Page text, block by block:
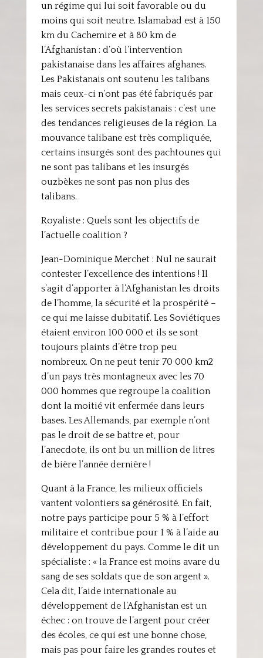
un régime qui lui soit favorable ou du
moins qui soit neutre. Islamabad est à 150
km du Cachemire et à 80 km de
l’Afghanistan : d’où l’intervention
pakistanaise dans les affaires afghanes.
Les Pakistanais ont soutenu les talibans
mais ceux-ci n’ont pas été fabriqués par
les services secrets pakistanais : c’est une
des tendances religieuses de la région. La
mouvance talibane est très compliquée,
certains insurgés sont des pachtounes qui
ne sont pas talibans et les insurgés
ouzbèkes ne sont pas non plus des
talibans.
Royaliste : Quels sont les objectifs de
l’actuelle coalition ?
Jean-Dominique Merchet : Nul ne saurait
contester l’excellence des intentions ! Il
s’agit d’apporter à l’Afghanistan les droits
de l’homme, la sécurité et la prospérité –
ce qui me laisse dubitatif. Les Soviétiques
étaient environ 100 000 et ils se sont
toujours plaints d’être trop peu
nombreux. On ne peut tenir 70 000 km2
d’un pays très montagneux avec les 70
000 hommes que regroupe la coalition
dont la moitié vit enfermée dans leurs
bases. Les Allemands, par exemple n’ont
pas le droit de se battre et, pour
l’anecdote, ils ont bu un million de litres
de bière l’année dernière !
Quant à la France, les milieux officiels
vantent volontiers sa générosité. En fait,
notre pays participe pour 5 % à l’effort
militaire et contribue pour 1 % à l’aide au
développement du pays. Comme le dit un
spécialiste : « la France est moins avare du
sang de ses soldats que de son argent ».
Cela dit, l’aide internationale au
développement de l’Afghanistan est un
échec : on trouve de l’argent pour créer
des écoles, ce qui est une bonne chose,
mais pas pour faire les grandes routes et